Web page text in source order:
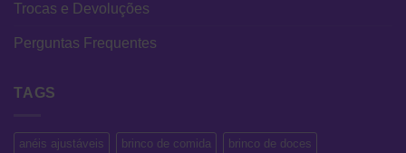
Trocas e Devoluções
Perguntas Frequentes
TAGS
anéis ajustáveis brinco de comida brinco de doces